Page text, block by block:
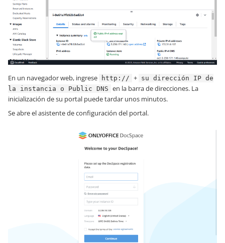
En un navegador web, ingrese http:// + su dirección IP de
la instancia o Public DNS en la barra de direcciones. La
inicialización de su portal puede tardar unos minutos.
Se abre el asistente de configuración del portal.